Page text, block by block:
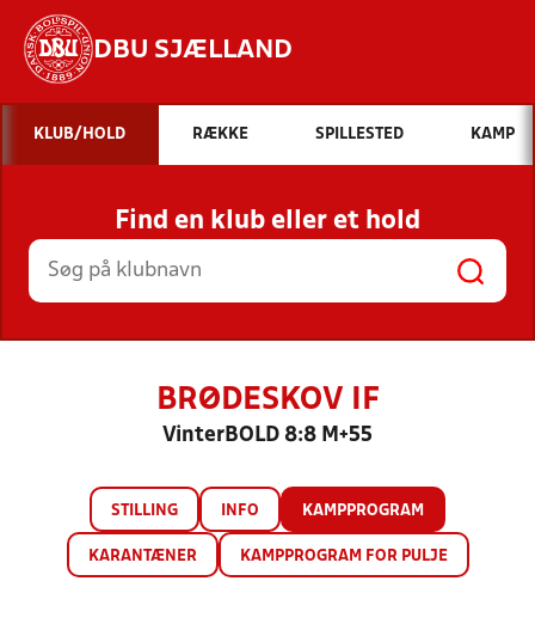
DBU SJÆLLAND
Hvad vil du søge efter?
INDHOLD OG NYHEDER
STILLINGER, RESULTATER, KLUBBER OG
HOLD
KLUB/HOLD RÆKKE SPILLESTED KAMP
Find en klub eller et hold
BRØDESKOV IF
VinterBOLD 8:8 M+55
STILLING INFO KAMPPROGRAM
KARANTÆNER KAMPPROGRAM FOR PULJE